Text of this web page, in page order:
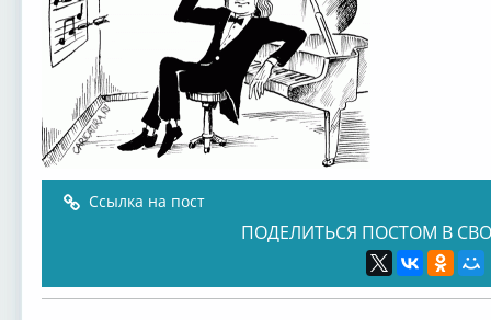
Ссылка на пост
ПОДЕЛИТЬСЯ ПОСТОМ В